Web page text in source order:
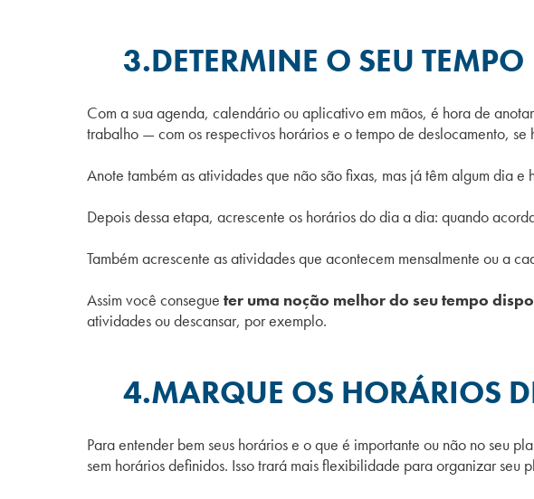
3.DETERMINE O SEU TEMPO
Com a sua agenda, calendário ou aplicativo em mãos, é hora de
trabalho —com os respectivos horários e o tempo de deslocamento, se
Anote também as atividades que não são fixas, mas já têm algum dia e
Depois dessa etapa, acrescente os horários do dia a dia: quando
Também acrescente as atividades que acontecem mensalmente ou a
Assim você consegue ter uma noção melhor do seu tempo
atividades ou descansar, por exemplo.
4.MARQUE OS HORÁRIOS
Para entender bem seus horários e o que é importante ou não no seu
sem horários definidos. Isso trará mais flexibilidade para organizar seu